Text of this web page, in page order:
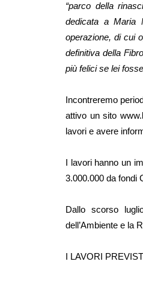
“parco della
dedicata a Maria
operazione, di cui
definitiva della
più felici se lei
Incontreremo
attivo un sito
lavori e avere
I lavori hanno un
3.000.000 da fondi
Dallo scorso
dell’Ambiente e la
I LAVORI